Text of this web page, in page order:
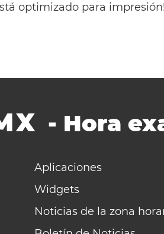
optimizado para
- Hora
Aplicaciones
Widgets
Noticias de la zona